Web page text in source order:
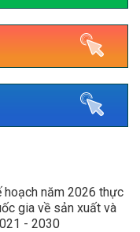
hoạch năm 2026 thực
gia về sản xuất và
- 2030